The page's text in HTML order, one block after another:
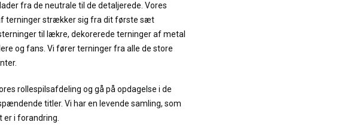
fra de neutrale til de detaljerede. Vores
terninger strækker sig fra dit første sæt
til lækre, dekorerede terninger af metal
og fans. Vi fører terninger fra alle de store
rollespilsafdeling og gå på opdagelse i de
titler. Vi har en levende samling, som
er i forandring.